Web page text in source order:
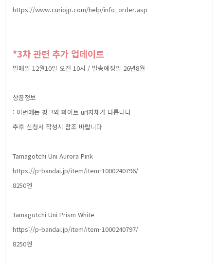
https://www.curiojp.com/help/info_order.asp
*3차관련추가업데이트
발매일12월10일오전10시/발송예정일26년8월
상품정보
:이번에는핑크와화이트url자체가다릅니다
추후신청서작성시참조바랍니다
TamagotchiUniAuroraPink
https://p-bandai.jp/item/item-1000240796/
8250엔
TamagotchiUniPrismWhite
https://p-bandai.jp/item/item-1000240797/
8250엔